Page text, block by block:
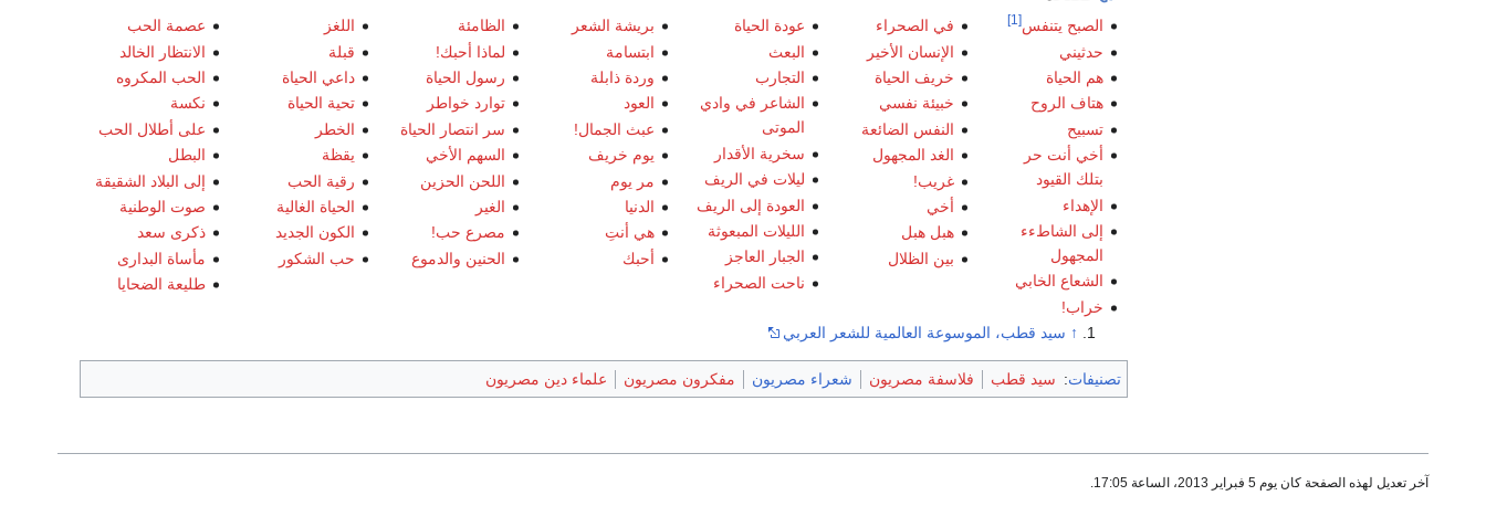
الصبح يتنفس[1]
حدثيني
هم الحياة
هتاف الروح
تسبيح
أخي أنت حر
بتلك القيود
الإهداء
إلى الشاطءء
المجهول
الشعاع الخابي
خراب!
في الصحراء
الإنسان الأخير
خريف الحياة
خبيئة نفسي
النفس الضائعة
الغد المجهول
غريب!
أخي
هبل هبل
بين الظلال
عودة الحياة
البعث
التجارب
الشاعر في وادي
الموتى
سخرية الأقدار
ليلات في الريف
العودة إلى الريف
الليلات المبعوثة
الجبار العاجز
ناحت الصحراء
بريشة الشعر
ابتسامة
وردة ذابلة
العود
عبث الجمال!
يوم خريف
مر يوم
الدنيا
هي أنتِ
أحبك
الظامئة
لماذا أحبك!
رسول الحياة
توارد خواطر
سر انتصار الحياة
السهم الأخي
اللحن الحزين
الغير
مصرع حب!
الحنين والدموع
اللغز
قبلة
داعي الحياة
تحية الحياة
الخطر
يقظة
رقية الحب
الحياة الغالية
الكون الجديد
حب الشكور
عصمة الحب
الانتظار الخالد
الحب المكروه
نكسة
على أطلال الحب
البطل
إلى البلاد الشقيقة
صوت الوطنية
ذكرى سعد
مأساة البدارى
طليعة الضحايا
↑ سيد قطب، الموسوعة العالمية للشعر العربي
تصنيفات: سيد قطب فلاسفة مصريون شعراء مصريون مفكرون مصريون علماء دين مصريون
آخر تعديل لهذه الصفحة كان يوم 5 فبراير 2013، الساعة 17:05.